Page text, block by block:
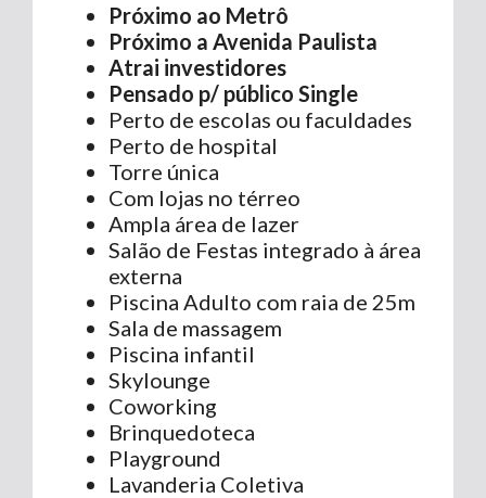
Próximo ao Metrô
Próximo a Avenida Paulista
Atrai investidores
Pensado p/ público Single
Perto de escolas ou faculdades
Perto de hospital
Torre única
Com lojas no térreo
Ampla área de lazer
Salão de Festas integrado à área
externa
Piscina Adulto com raia de 25m
Sala de massagem
Piscina infantil
Skylounge
Coworking
Brinquedoteca
Playground
Lavanderia Coletiva